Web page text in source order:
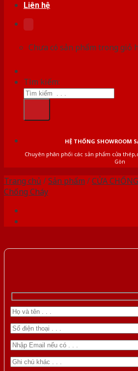
Liên hệ
Chưa có sản phẩm trong giỏ
Tìm kiếm:
HỆ THỐNG SHOWROOM
Chuyên phân phối các sản phẩm cửa
Gòn
Trang chủ /Sản phẩm /CỬA
Chống Cháy